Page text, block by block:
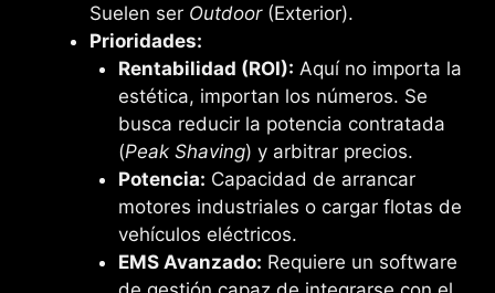
Suelen ser Outdoor(Exterior).
Prioridades:
Rentabilidad (ROI): Aquí no importa la
estética, importan los números. Se
busca reducir la potencia contratada
(Peak Shaving) y arbitrar precios.
Potencia: Capacidad de arrancar
motores industriales o cargar flotas de
vehículos eléctricos.
EMS Avanzado: Requiere un software